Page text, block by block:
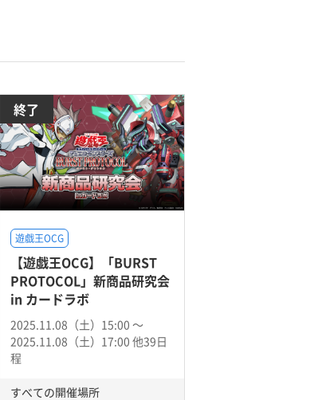
終了
遊戯王OCG
【遊戯王OCG】「BURST
PROTOCOL」新商品研究会
in カードラボ
2025.11.08（土）15:00 〜
2025.11.08（土）17:00 他39日
程
すべての開催場所